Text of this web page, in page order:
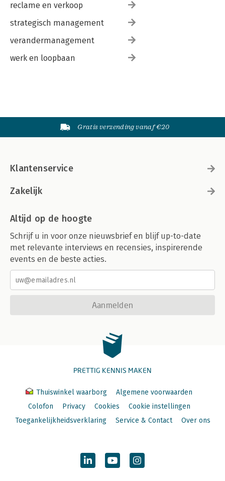
reclame en verkoop
strategisch management
verandermanagement
werk en loopbaan
Gratis verzending vanaf €20
Klantenservice
Zakelijk
Altijd op de hoogte
Schrijf u in voor onze nieuwsbrief en blijf up-to-date
met relevante interviews en recensies, inspirerende
events en de beste acties.
Aanmelden
PRETTIG KENNIS MAKEN
Thuiswinkel waarborg
Algemene voorwaarden
Colofon
Privacy Cookies
Cookie instellingen
Toegankelijkheidsverklaring
Service & Contact Over ons